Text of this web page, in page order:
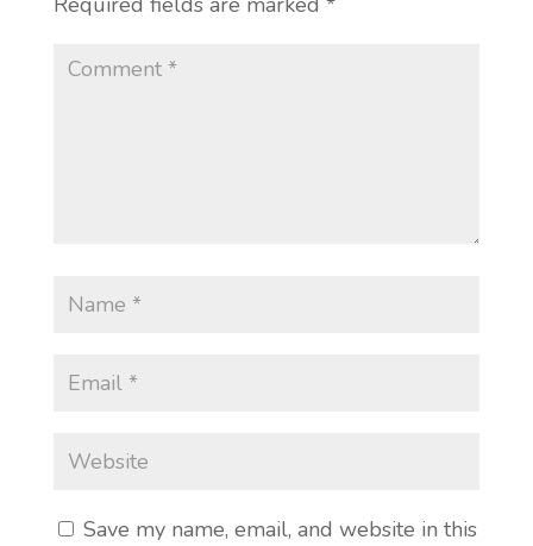
Save my name, email, and website in this